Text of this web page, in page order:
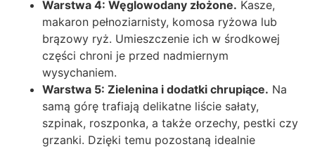
Warstwa 4: Węglowodany złożone. Kasze,
makaron pełnoziarnisty, komosa ryżowa lub
brązowy ryż. Umieszczenie ich w środkowej
części chroni je przed nadmiernym
wysychaniem.
Warstwa 5: Zielenina i dodatki chrupiące. Na
samą górę trafiają delikatne liście sałaty,
szpinak, roszponka, a także orzechy, pestki czy
grzanki. Dzięki temu pozostaną idealnie